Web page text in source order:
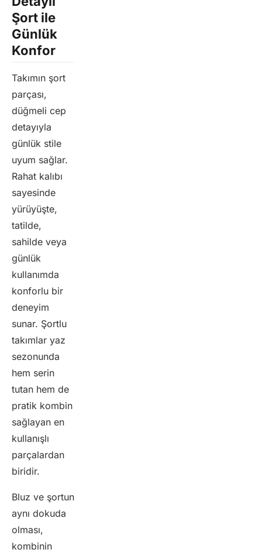
Şort ile
Günlük
Konfor
Takımın şort
parçası,
düğmeli cep
detayıyla
günlük stile
uyum sağlar.
Rahat kalıbı
sayesinde
yürüyüşte,
tatilde,
sahilde veya
günlük
kullanımda
konforlu bir
deneyim
sunar. Şortlu
takımlar yaz
sezonunda
hem serin
tutan hem de
pratik kombin
sağlayan en
kullanışlı
parçalardan
biridir.
Bluz ve şortun
aynı dokuda
olması,
kombinin